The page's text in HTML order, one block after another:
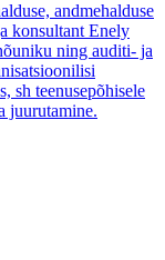
andmehalduse
konsultant Enely
ning auditi- ja
sh teenusepõhisele
juurutamine.